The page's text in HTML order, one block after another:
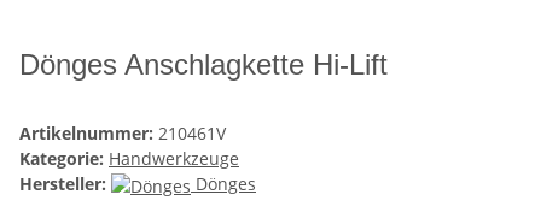
Dönges Anschlagkette Hi-Lift
Artikelnummer: 210461V
Kategorie: Handwerkzeuge
Hersteller:
Dönges